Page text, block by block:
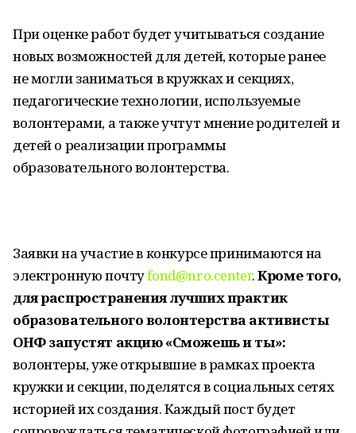
При оценке работ будет учитываться создание
новых возможностей для детей, которые ранее
не могли заниматься в кружках и секциях,
педагогические технологии, используемые
волонтерами, а также учтут мнение родителей и
детей о реализации программы
образовательного волонтерства.
Заявки на участие в конкурсе принимаются на
электронную почтуfond@nro.center.Кроме того,
для распространения лучших практик
образовательного волонтерства активисты
ОНФ запустят акцию «Сможешь и ты»:
волонтеры, уже открывшие в рамках проекта
кружки и секции, поделятся в социальных сетях
историей их создания. Каждый пост будет